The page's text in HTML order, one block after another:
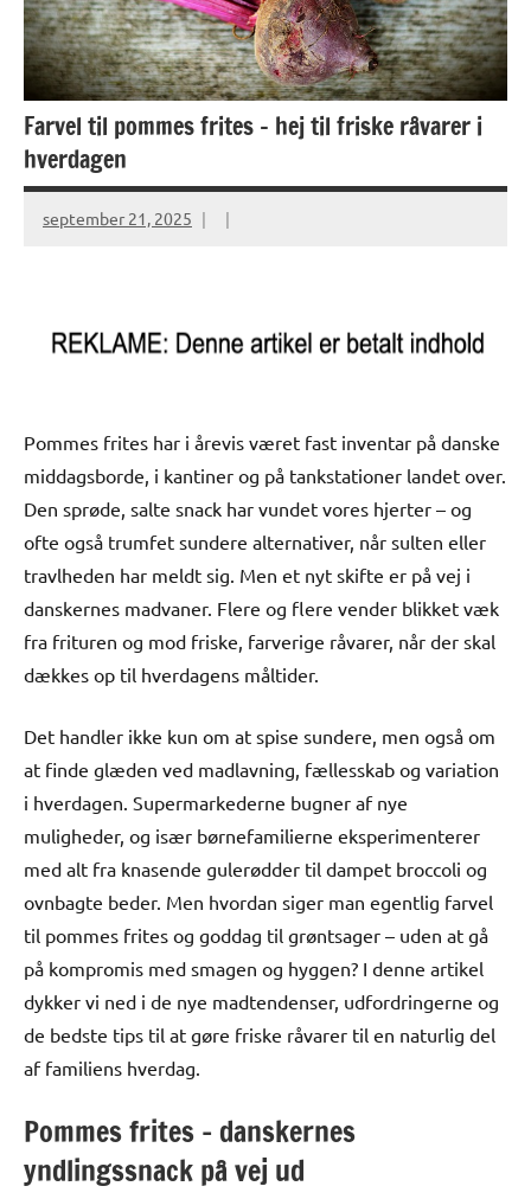
Farvel til pommes frites – hej til friske råvarer i
hverdagen
september 21, 2025
Pommes frites har i årevis været fast inventar på danske
middagsborde, i kantiner og på tankstationer landet over.
Den sprøde, salte snack har vundet vores hjerter – og
ofte også trumfet sundere alternativer, når sulten eller
travlheden har meldt sig. Men et nyt skifte er på vej i
danskernes madvaner. Flere og flere vender blikket væk
fra frituren og mod friske, farverige råvarer, når der skal
dækkes op til hverdagens måltider.
Det handler ikke kun om at spise sundere, men også om
at finde glæden ved madlavning, fællesskab og variation
i hverdagen. Supermarkederne bugner af nye
muligheder, og især børnefamilierne eksperimenterer
med alt fra knasende gulerødder til dampet broccoli og
ovnbagte beder. Men hvordan siger man egentlig farvel
til pommes frites og goddag til grøntsager – uden at gå
på kompromis med smagen og hyggen? I denne artikel
dykker vi ned i de nye madtendenser, udfordringerne og
de bedste tips til at gøre friske råvarer til en naturlig del
af familiens hverdag.
Pommes frites – danskernes
yndlingssnack på vej ud